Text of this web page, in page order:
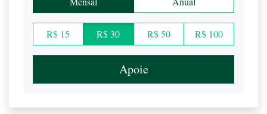
R$ 15 R$ 30 R$ 50 R$ 100
Apoie